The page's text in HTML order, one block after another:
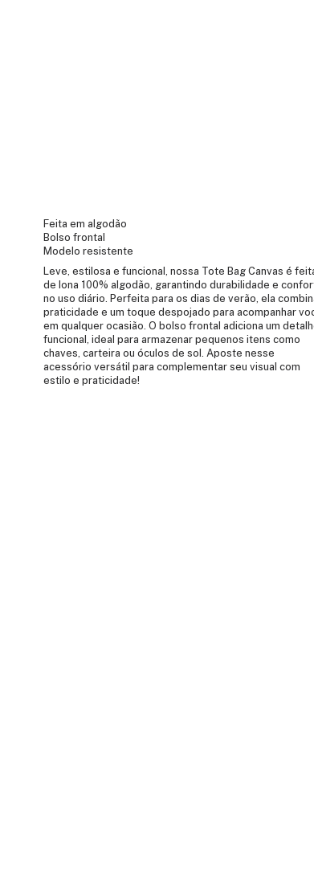
Feita em algodão
Bolso frontal
Modelo resistente
Leve, estilosa e funcional, nossa Tote Bag Canvas é
de lona 100% algodão, garantindo durabilidade e
no uso diário. Perfeita para os dias de verão, ela
praticidade e um toque despojado para acompanhar
em qualquer ocasião. O bolso frontal adiciona um
funcional, ideal para armazenar pequenos itens como
chaves, carteira ou óculos de sol. Aposte nesse
acessório versátil para complementar seu visual com
estilo e praticidade!